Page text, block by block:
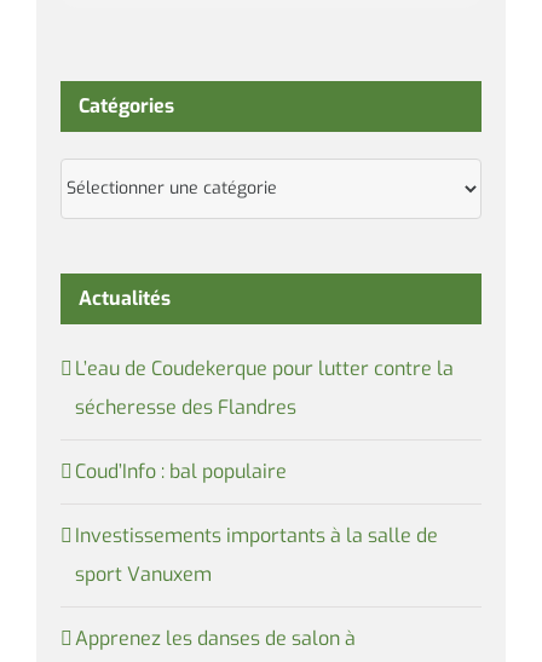
Catégories
Catégories
Actualités
L’eau de Coudekerque pour lutter contre la
sécheresse des Flandres
Coud’Info : bal populaire
Investissements importants à la salle de
sport Vanuxem
Apprenez les danses de salon à